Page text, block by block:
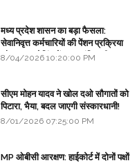
मध्य प्रदेश शासन का बड़ा फैसला:
सेवानिवृत्त कर्मचारियों की पेंशन प्रक्रिया
और बजट कोडिंग में हुए क्रांतिकारी
8/04/2026 10:20:00 PM
सीएम मोहन यादव ने खोल दओ सौगातों को
पिटारा, भैया, बदल जाएगी संस्कारधानी!
8/01/2026 07:25:00 PM
MP ओबीसी आरक्षण: हाईकोर्ट में दोनों पक्षों